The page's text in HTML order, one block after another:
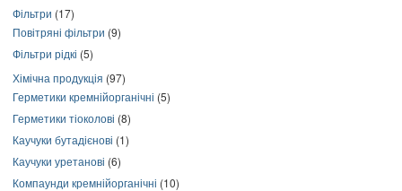
Фільтри (17)
Повітряні фільтри (9)
Фільтри рідкі (5)
Хімічна продукція (97)
Герметики кремнійорганічні (5)
Герметики тіоколові (8)
Каучуки бутадієнові (1)
Каучуки уретанові (6)
Компаунди кремнійорганічні (10)